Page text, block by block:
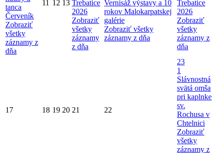
tanca
Červeník
Zobraziť
všetky
záznamy z
dňa
11 12 13 Trebatice
2026
Zobraziť
všetky
záznamy
z dňa
Vernisáž výstavy a 10
rokov Malokarpatskej
galérie
Zobraziť všetky
záznamy z dňa
Trebatice
2026
Zobraziť
všetky
záznamy z
dňa
17 18 19 20 21 22
23
1
Slávnostná
svätá omša
pri kaplnke
sv.
Rochusa v
Chtelnici
Zobraziť
všetky
záznamy z